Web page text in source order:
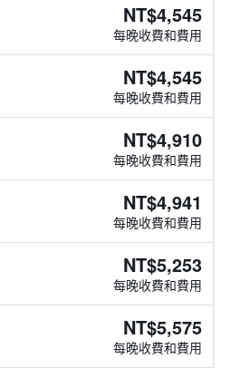
NT$4,545
每晚收費和費用
NT$4,545
每晚收費和費用
NT$4,910
每晚收費和費用
NT$4,941
每晚收費和費用
NT$5,253
每晚收費和費用
NT$5,575
每晚收費和費用